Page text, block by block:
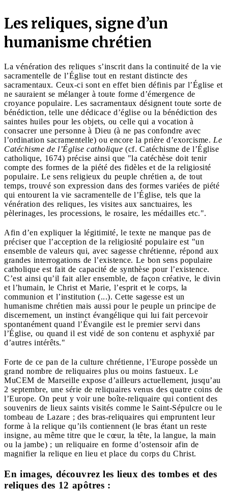
Les reliques, signe d’un
humanisme chrétien
La vénération des reliques s’inscrit dans la continuité de la vie
sacramentelle de l’Église tout en restant distincte des
sacramentaux. Ceux-ci sont en effet bien définis par l’Église et
ne sauraient se mélanger à toute forme d’émergence de
croyance populaire. Les sacramentaux désignent toute sorte de
bénédiction, telle une dédicace d’église ou la bénédiction des
saintes huiles pour les objets, ou celle qui a vocation à
consacrer une personne à Dieu (à ne pas confondre avec
l’ordination sacramentelle) ou encore la prière d’exorcisme. Le
Catéchisme de l’Église catholique (cf. Catéchisme de l’Église
catholique, 1674) précise ainsi que "la catéchèse doit tenir
compte des formes de la piété des fidèles et de la religiosité
populaire. Le sens religieux du peuple chrétien a, de tout
temps, trouvé son expression dans des formes variées de piété
qui entourent la vie sacramentelle de l’Église, tels que la
vénération des reliques, les visites aux sanctuaires, les
pèlerinages, les processions, le rosaire, les médailles etc.".
Afin d’en expliquer la légitimité, le texte ne manque pas de
préciser que l’acception de la religiosité populaire est "un
ensemble de valeurs qui, avec sagesse chrétienne, répond aux
grandes interrogations de l’existence. Le bon sens populaire
catholique est fait de capacité de synthèse pour l’existence.
C’est ainsi qu’il fait aller ensemble, de façon créative, le divin
et l’humain, le Christ et Marie, l’esprit et le corps, la
communion et l’institution (...). Cette sagesse est un
humanisme chrétien mais aussi pour le peuple un principe de
discernement, un instinct évangélique qui lui fait percevoir
spontanément quand l’Évangile est le premier servi dans
l’Église, ou quand il est vidé de son contenu et asphyxié par
d’autres intérêts."
Forte de ce pan de la culture chrétienne, l’Europe possède un
grand nombre de reliquaires plus ou moins fastueux. Le
MuCEM de Marseille expose d’ailleurs actuellement, jusqu’au
2 septembre, une série de reliquaires venus des quatre coins de
l’Europe. On peut y voir une boîte-reliquaire qui contient des
souvenirs de lieux saints visités comme le Saint-Sépulcre ou le
tombeau de Lazare ; des bras-reliquaires qui empruntent leur
forme à la relique qu’ils contiennent (le bras étant un reste
insigne, au même titre que le cœur, la tête, la langue, la main
ou la jambe) ; un reliquaire en forme d’ostensoir afin de
magnifier la relique en lieu et place du corps du Christ.
En images, découvrez les lieux des tombes et des
reliques des 12 apôtres :